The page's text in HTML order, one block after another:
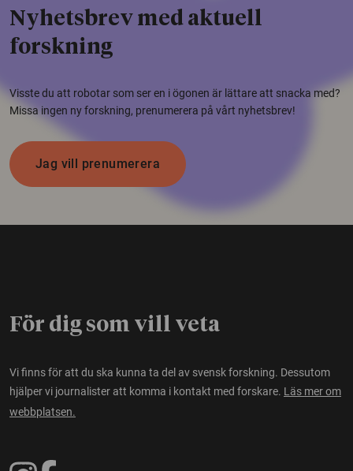
Nyhetsbrev med aktuell
forskning
Visste du att robotar som ser en i ögonen är lättare att snacka med?
Missa ingen ny forskning, prenumerera på vårt nyhetsbrev!
Jag vill prenumerera
För dig som vill veta
Vi finns för att du ska kunna ta del av svensk forskning. Dessutom
hjälper vi journalister att komma i kontakt med forskare. Läs mer om
webbplatsen.